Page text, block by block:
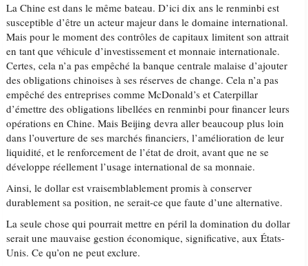
La Chine est dans le même bateau. D’ici dix ans le renminbi est
susceptible d’être un acteur majeur dans le domaine international.
Mais pour le moment des contrôles de capitaux limitent son attrait
en tant que véhicule d’investissement et monnaie internationale.
Certes, cela n’a pas empêché la banque centrale malaise d’ajouter
des obligations chinoises à ses réserves de change. Cela n’a pas
empêché des entreprises comme McDonald’s et Caterpillar
d’émettre des obligations libellées en renminbi pour financer leurs
opérations en Chine. Mais Beijing devra aller beaucoup plus loin
dans l’ouverture de ses marchés financiers, l’amélioration de leur
liquidité, et le renforcement de l’état de droit, avant que ne se
développe réellement l’usage international de sa monnaie.
Ainsi, le dollar est vraisemblablement promis à conserver
durablement sa position, ne serait-ce que faute d’une alternative.
La seule chose qui pourrait mettre en péril la domination du dollar
serait une mauvaise gestion économique, significative, aux États-
Unis. Ce qu’on ne peut exclure.